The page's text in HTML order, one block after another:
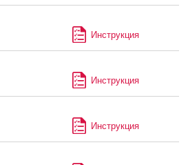
Инструкция
Инструкция
Инструкция